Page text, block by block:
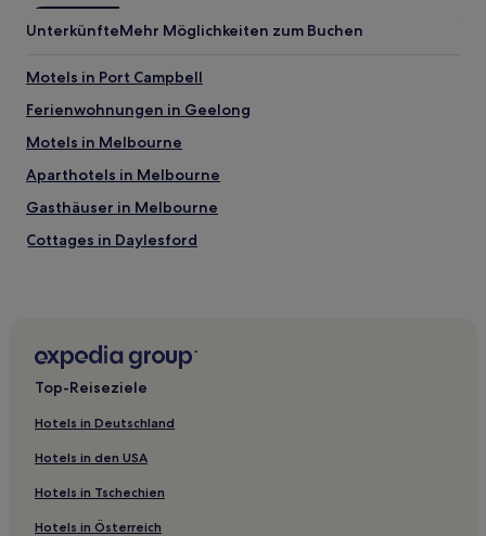
UnterkünfteMehr Möglichkeiten zum Buchen
Motels in Port Campbell
Ferienwohnungen in Geelong
Motels in Melbourne
Aparthotels in Melbourne
Gasthäuser in Melbourne
Cottages in Daylesford
Familien in Lorne
Familien in Queenscliff
Luxus in West Melbourne
Hotels mit Küchenzeile in East Melbourne
Hotels mit Pool in East Melbourne
Top-Reiseziele
Hotels in Deutschland
Hotels in den USA
Hotels in Tschechien
Hotels in Österreich